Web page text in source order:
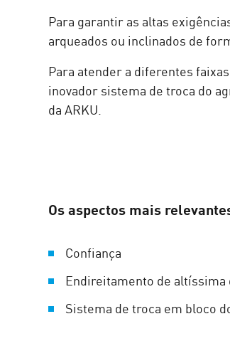
Para garantir as altas
arqueados ou inclinados de
Para atender a diferentes
inovador sistema de troca do
da ARKU.
Os aspectos mais
Confiança
Endireitamento de altíssima
Sistema de troca em bloco